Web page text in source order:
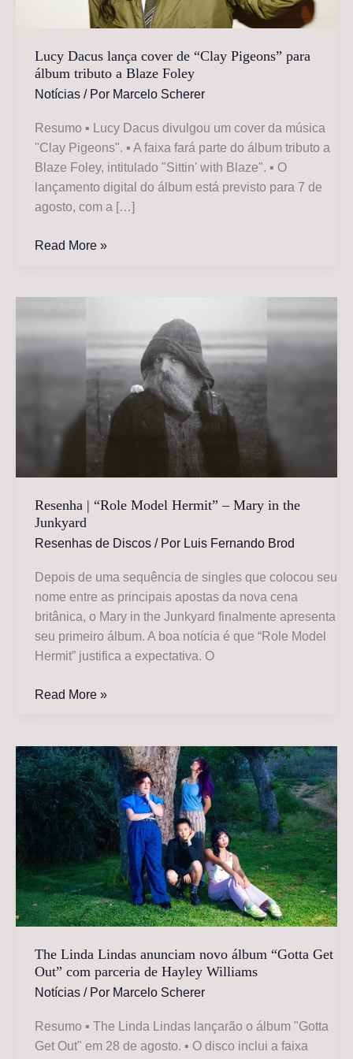
Lucy Dacus lança cover de “Clay Pigeons” para
álbum tributo a Blaze Foley
Notícias / Por Marcelo Scherer
Resumo ▪ Lucy Dacus divulgou um cover da música
"Clay Pigeons". ▪ A faixa fará parte do álbum tributo a
Blaze Foley, intitulado "Sittin' with Blaze". ▪ O
lançamento digital do álbum está previsto para 7 de
agosto, com a […]
Lucy
Foley
Read More »
Resenha | “Role Model Hermit” – Mary in the
Junkyard
Resenhas de Discos / Por Luis Fernando Brod
Depois de uma sequência de singles que colocou seu
nome entre as principais apostas da nova cena
britânica, o Mary in the Junkyard finalmente apresenta
seu primeiro álbum. A boa notícia é que “Role Model
Hermit” justifica a expectativa. O
Resenha
Model
Hermit”
–
Mary
Junkyard
Read More »
The Linda Lindas anunciam novo álbum “Gotta Get
Out” com parceria de Hayley Williams
Notícias / Por Marcelo Scherer
Resumo ▪ The Linda Lindas lançarão o álbum "Gotta
Get Out" em 28 de agosto. ▪ O disco inclui a faixa